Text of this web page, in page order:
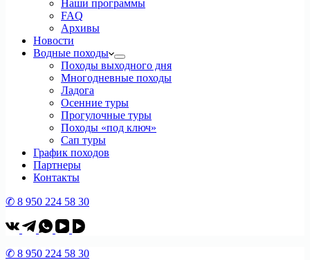
Наши программы
FAQ
Архивы
Новости
Водные походы
Походы выходного дня
Многодневные походы
Ладога
Осенние туры
Прогулочные туры
Походы «под ключ»
Сап туры
График походов
Партнеры
Контакты
✆ 8 950 224 58 30
✆ 8 950 224 58 30